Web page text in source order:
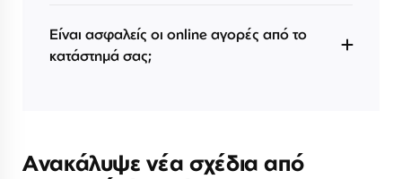
Είναι ασφαλείς οι online αγορές από το
κατάστημά σας;
Ανακάλυψε νέα σχέδια από